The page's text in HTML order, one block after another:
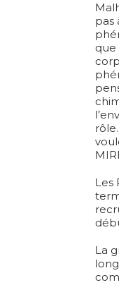
pas
que
Les
La